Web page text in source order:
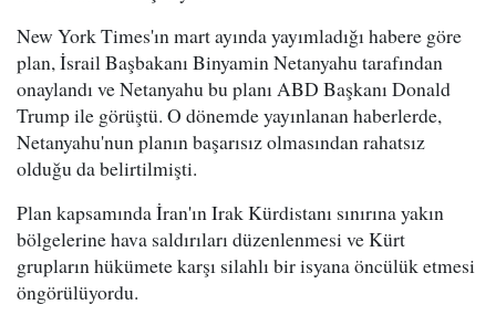
New York Times'ın mart ayında yayımladığı habere göre
plan, İsrail Başbakanı Binyamin Netanyahu tarafından
onaylandı ve Netanyahu bu planı ABD Başkanı Donald
Trump ile görüştü. O dönemde yayınlanan haberlerde,
Netanyahu'nun planın başarısız olmasından rahatsız
olduğu da belirtilmişti.
Plan kapsamında İran'ın Irak Kürdistanı sınırına yakın
bölgelerine hava saldırıları düzenlenmesi ve Kürt
grupların hükümete karşı silahlı bir isyana öncülük etmesi
öngörülüyordu.